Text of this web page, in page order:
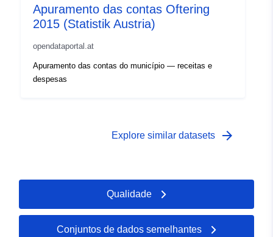
Apuramento das contas Oftering
2015 (Statistik Austria)
opendataportal.at
Apuramento das contas do município — receitas e
despesas
Explore similar datasets arrow_forward
Qualidade
Conjuntos de dados semelhantes